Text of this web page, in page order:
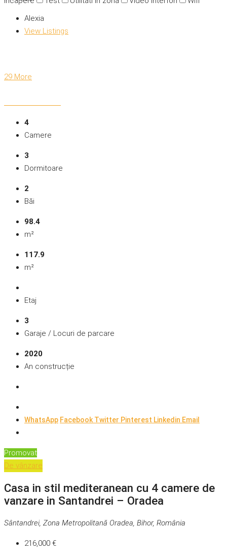
Alexia
View Listings
29 More
4
Camere
3
Dormitoare
2
Băi
98.4
m²
117.9
m²
Etaj
3
Garaje / Locuri de parcare
2020
An construcție
WhatsApp FacebookTwitter Pinterest Linkedin Email
Promovat
De vânzare
Casa in stil mediteranean cu 4 camere de
vanzare in Santandrei – Oradea
Sântandrei, Zona Metropolitană Oradea, Bihor, România
216,000 €